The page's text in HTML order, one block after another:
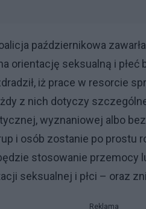
październikowa
orientację seksualną i płeć
iż prace w resorcie
z nich dotyczy
wyznaniowej albo
i osób zostanie po prostu
stosowanie przemocy
seksualnej i płci – oraz
Reklama